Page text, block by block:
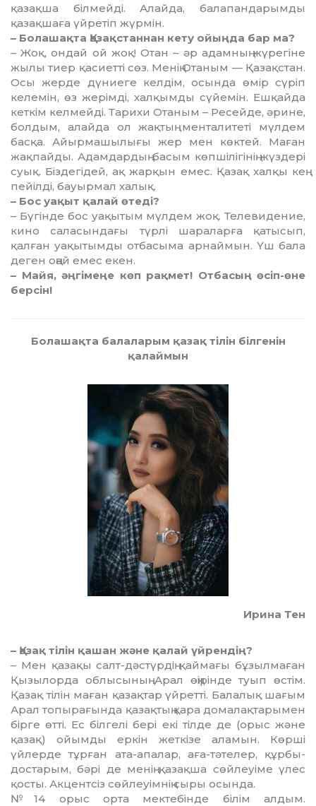
қазақша білмейді. Алайда, балапандарымды
қазақшаға үйретіп жүрмін.
– Болашақта Қазақстаннан кету ойыңда бар ма?
– Жоқ, ондай ой жоқ! Отан – әр адамның жүрегіне
жылы тиер қасиетті сөз. Менің Отаным — Қазақстан.
Осы жерде дүниеге келдім, осында өмір сүріп
келемін, өз жерімді, халқымды сүйемін. Ешқайда
кеткім келмейді. Тарихи Отаным – Ресейде, әрине,
болдым, алайда ол жақтың менталитеті мүлдем
басқа. Айырмашылығы жер мен көктей. Маған
жақпайды. Адамдардың басым көпшілігінің жүздері
суық. Біздегідей, ақ жарқын емес. Қазақ халқы кең
пейілді, бауырмал халық.
– Бос уақыт қалай өтеді?
– Бүгінде бос уақытым мүлдем жоқ. Телевидение,
кино саласындағы түрлі шараларға қатысып,
қалған уақытымды отбасыма арнаймын. Үш бала
деген оңай емес екен.
– Майя, әңгімеңе көп рақмет! Отбасың өсіп-өне
берсін!
Болашақта балаларым қазақ тілін білгенін
қалаймын
Ирина Тен
– Қазақ тілін қашан және қалай үйрендің?
– Мен қазақы салт-дәстүрдің қаймағы бұзылмаған
Қызылорда облысының Арал өңірінде туып өстім.
Қазақ тілін маған қазақтар үйретті. Балалық шағым
Арал топырағында қазақтың қара домалақтарымен
бірге өтті. Ес білгелі бері екі тілде де (орыс және
қазақ) ойымды еркін жеткізе аламын. Көрші
үйлерде тұрған ата-апалар, аға-тәтелер, құрбы-
достарым, бәрі де менің қазақша сөйлеуіме үлес
қосты. Акцентсіз сөйлеуімнің сыры осында.
№14 орыс орта мектебінде білім алдым.